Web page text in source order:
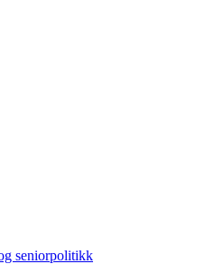
seniorpolitikk